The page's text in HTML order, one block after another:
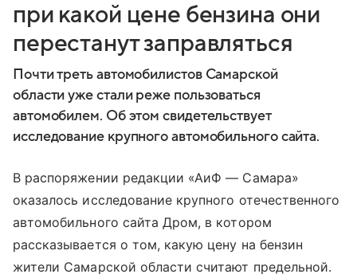
при какой цене бензина они
перестанут заправляться
Почти треть автомобилистов Самарской
области уже стали реже пользоваться
автомобилем. Об этом свидетельствует
исследование крупного автомобильного сайта.
В распоряжении редакции «АиФ — Самара»
оказалось исследование крупного отечественного
автомобильного сайта Дром, в котором
рассказывается о том, какую цену на бензин
жители Самарской области считают предельной.